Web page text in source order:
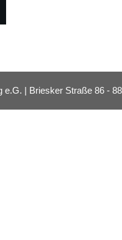
| Briesker Straße 86 -